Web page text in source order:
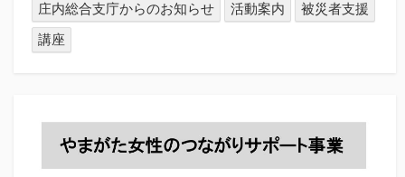
庄内総合支庁からのお知らせ
活動案内
被災者支援
講座